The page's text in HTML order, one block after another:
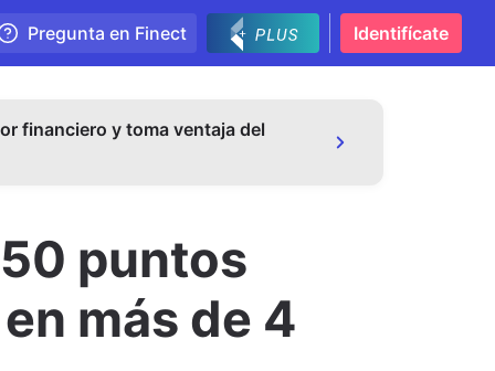
Pregunta en Finect Identifícate
financiero y toma ventaja del
puntos
más de 4